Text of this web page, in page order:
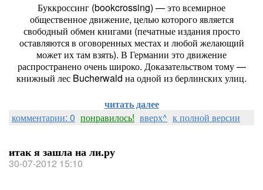
Буккроссинг (bookcrossing) — это всемирное
общественное движение, целью которого является
свободный обмен книгами (печатные издания просто
оставляются в оговоренных местах и любой желающий
может их там взять). В Германии это движение
распространено очень широко. Доказательством тому —
книжный лес Bucherwald на одной из берлинских улиц.
читать далее
комментарии: 0 понравилось! вверх^ к полной версии
итак я зашла на ли.ру
30-07-2012 15:10